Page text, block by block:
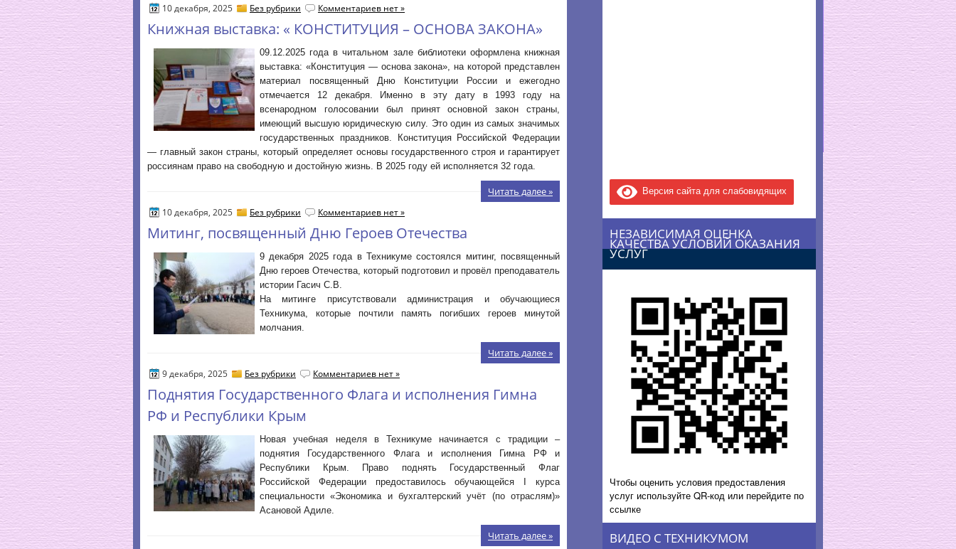
10 декабря, 2025 Без рубрики Комментариев нет »
Книжная выставка: « КОНСТИТУЦИЯ – ОСНОВА ЗАКОНА»
09.12.2025 года в читальном зале библиотеки оформлена книжная
выставка: «Конституция — основа закона», на которой представлен
материал посвященный Дню Конституции России и ежегодно
отмечается 12 декабря. Именно в эту дату в 1993 году на
всенародном голосовании был принят основной закон страны,
имеющий высшую юридическую силу. Это один из самых значимых
государственных праздников. Конституция Российской Федерации
— главный закон страны, который определяет основы государственного строя и гарантирует
россиянам право на свободную и достойную жизнь. В 2025 году ей исполняется 32 года.
Читать далее »
10 декабря, 2025 Без рубрики Комментариев нет »
Митинг, посвященный Дню Героев Отечества
9 декабря 2025 года в Техникуме состоялся митинг, посвященный
Дню героев Отечества, который подготовил и провёл преподаватель
истории Гасич С.В.
На митинге присутствовали администрация и обучающиеся
Техникума, которые почтили память погибших героев минутой
молчания.
Читать далее »
9 декабря, 2025 Без рубрики Комментариев нет »
Поднятия Государственного Флага и исполнения Гимна
РФ и Республики Крым
Новая учебная неделя в Техникуме начинается с традиции –
поднятия Государственного Флага и исполнения Гимна РФ и
Республики Крым. Право поднять Государственный Флаг
Российской Федерации предоставилось обучающейся I курса
специальности «Экономика и бухгалтерский учёт (по отраслям)»
Асановой Адиле.
Читать далее »
Версия сайта для слабовидящих
НЕЗАВИСИМАЯ ОЦЕНКА
КАЧЕСТВА УСЛОВИЙ ОКАЗАНИЯ
УСЛУГ
Чтобы оценить условия предоставления
услуг используйте QR-код или перейдите по
ссылке
ВИДЕО С ТЕХНИКУМОМ